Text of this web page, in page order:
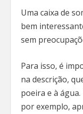
Uma caixa de
bem
sem
Para isso, é
na descrição,
poeira e à água.
por exemplo,